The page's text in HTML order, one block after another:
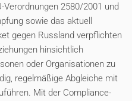
Verordnungen 2580/2001 und
sowie das aktuell
gegen Russland verpflichten
hinsichtlich
oder Organisationen zu
regelmäßige Abgleiche mit
Mit der Compliance-